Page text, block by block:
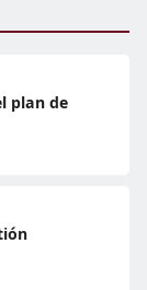
plan de